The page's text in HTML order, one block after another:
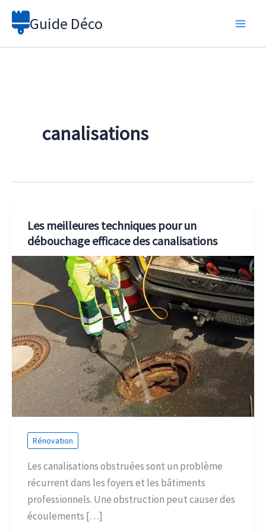
Aller
Guide Déco
canalisations
Les meilleures techniques pour un
débouchage efficace des canalisations
Rénovation
Les canalisations obstruées sont un problème
récurrent dans les foyers et les bâtiments
professionnels. Une obstruction peut causer des
écoulements […]